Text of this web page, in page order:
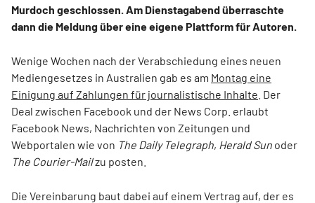
Murdoch geschlossen. Am Dienstagabend überraschte
dann die Meldung über eine eigene Plattform für Autoren.
Wenige Wochen nach der Verabschiedung eines neuen
Mediengesetzes in Australien gab es am Montag eine
Einigung auf Zahlungen für journalistische Inhalte . Der
Deal zwischen Facebook und der News Corp. erlaubt
Facebook News, Nachrichten von Zeitungen und
Webportalen wie von The Daily Telegraph, Herald Sun oder
The Courier-Mailzu posten.
Die Vereinbarung baut dabei auf einem Vertrag auf, der es